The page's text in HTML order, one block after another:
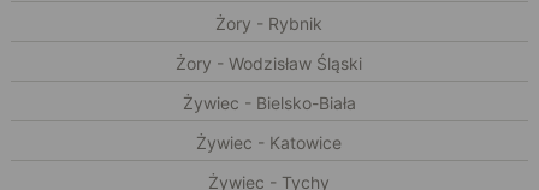
Żory - Rybnik
Żory - Wodzisław Śląski
Żywiec - Bielsko-Biała
Żywiec - Katowice
Żywiec - Tychy